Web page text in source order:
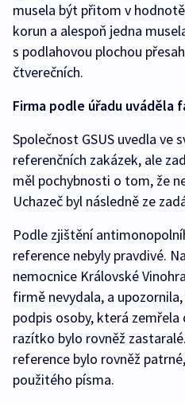
musela být přitom v
korun a alespoň jedna
s podlahovou plochou
čtverečních.
Firma podle úřadu uváděla
Společnost GSUS uvedla ve
referenčních zakázek, ale
měl pochybnosti o tom, že
Uchazeč byl následně ze
Podle zjištění
reference nebyly pravdivé.
nemocnice Královské
firmě nevydala, a
podpis osoby, která
razítko bylo rovněž
reference bylo rovněž
použitého písma.